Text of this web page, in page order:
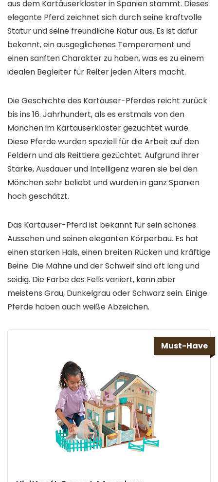
aus dem Kartäuserkloster in Spanien stammt. Dieses
elegante Pferd zeichnet sich durch seine kraftvolle
Statur und seine freundliche Natur aus. Es ist dafür
bekannt, ein ausgeglichenes Temperament und
einen sanften Charakter zu haben, was es zu einem
idealen Begleiter für Reiter jeden Alters macht.
Die Geschichte des Kartäuser-Pferdes reicht zurück
bis ins 16. Jahrhundert, als es erstmals von den
Mönchen im Kartäuserkloster gezüchtet wurde.
Diese Pferde wurden speziell für die Arbeit auf den
Feldern und als Reittiere gezüchtet. Aufgrund ihrer
Stärke, Ausdauer und Intelligenz waren sie bei den
Mönchen sehr beliebt und wurden in ganz Spanien
hoch geschätzt.
Das Kartäuser-Pferd ist bekannt für sein schönes
Aussehen und seinen eleganten Körperbau. Es hat
einen starken Hals, einen breiten Rücken und kräftige
Beine. Die Mähne und der Schweif sind oft lang und
seidig. Die Farbe des Fells variiert, kann aber
meistens Grau, Dunkelgrau oder Schwarz sein. Einige
Pferde haben auch weiße Abzeichen.
Must-Have